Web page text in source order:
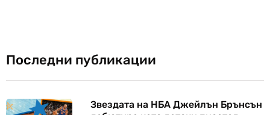
Последни публикации
Звездата на НБА Джейлън Брънсън